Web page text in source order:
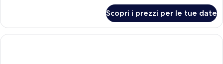
Scopri i prezzi per le tue date